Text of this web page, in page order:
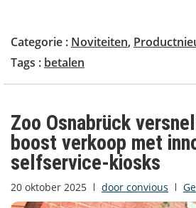
Categorie : Noviteiten,
Tags : betalen
Zoo Osnabrück
boost verkoop met
selfservice-kiosks
20 oktober 2025 door convious